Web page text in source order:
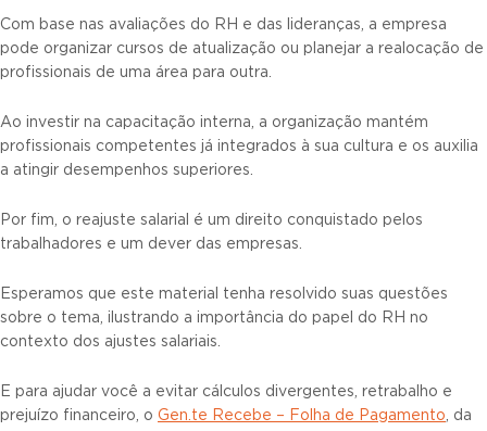
Com base nas avaliações do RH e das lideranças, a empresa
pode organizar cursos de atualização ou planejar a realocação de
profissionais de uma área para outra.
Ao investir na capacitação interna, a organização mantém
profissionais competentes já integrados à sua cultura e os auxilia
a atingir desempenhos superiores.
Por fim, o reajuste salarial é um direito conquistado pelos
trabalhadores e um dever das empresas.
Esperamos que este material tenha resolvido suas questões
sobre o tema, ilustrando a importância do papel do RH no
contexto dos ajustes salariais.
E para ajudar você a evitar cálculos divergentes, retrabalho e
prejuízo financeiro, o Gen.te Recebe – Folha de Pagamento, da